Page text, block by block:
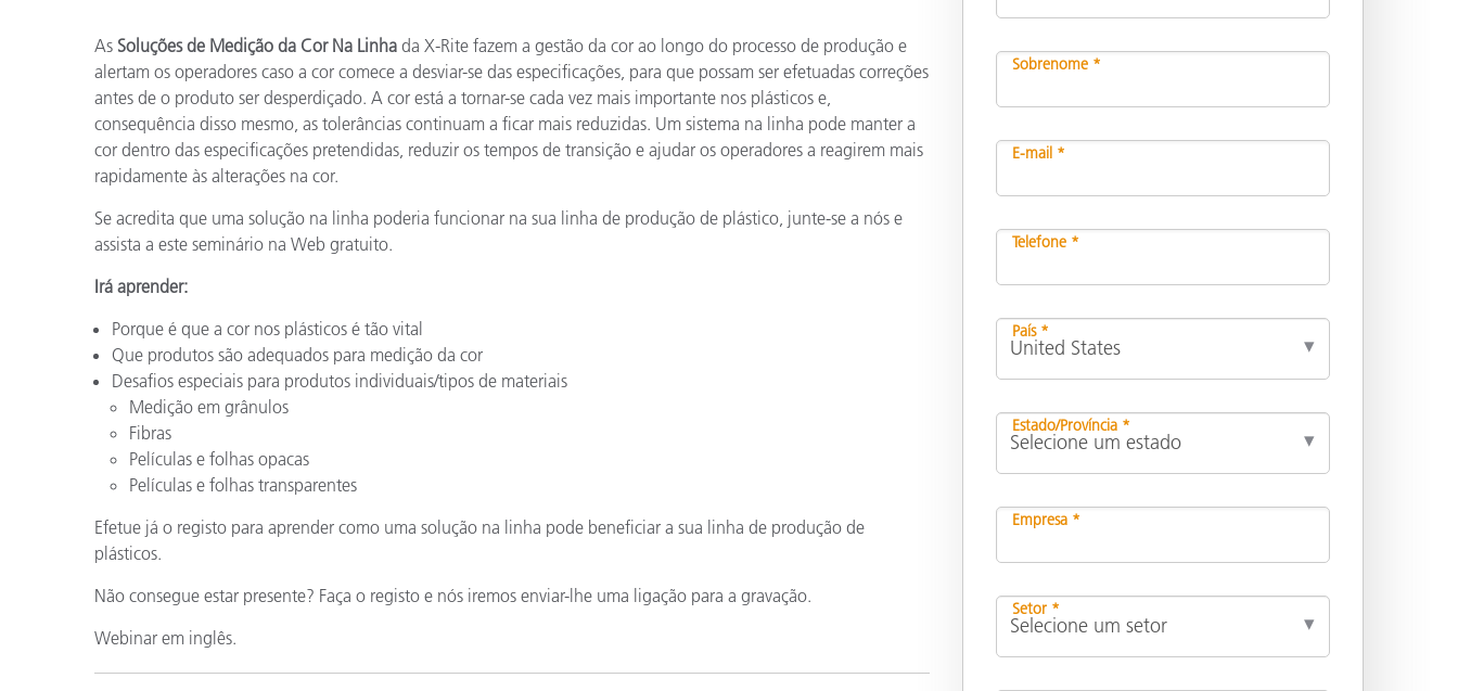
Materiais de Construção
Bens Duráveis
As Soluções de Medição da Cor Na Linha da X-Rite fazem a gestão da cor ao longo do processo de produção e
alertam os operadores caso a cor comece a desviar-se das especificações, para que possam ser efetuadas correções
antes de o produto ser desperdiçado. A cor está a tornar-se cada vez mais importante nos plásticos e,
consequência disso mesmo, as tolerâncias continuam a ficar mais reduzidas. Um sistema na linha pode manter a
cor dentro das especificações pretendidas, reduzir os tempos de transição e ajudar os operadores a reagirem mais
rapidamente às alterações na cor.
Se acredita que uma solução na linha poderia funcionar na sua linha de produção de plástico, junte-se a nós e
assista a este seminário na Web gratuito.
Irá aprender:
Porque é que a cor nos plásticos é tão vital
Que produtos são adequados para medição da cor
Desafios especiais para produtos individuais/tipos de materiais
Medição em grânulos
Fibras
Películas e folhas opacas
Películas e folhas transparentes
Efetue já o registo para aprender como uma solução na linha pode beneficiar a sua linha de produção de
plásticos.
Não consegue estar presente? Faça o registo e nós iremos enviar-lhe uma ligação para a gravação.
Webinar em inglês.
Sobrenome *
E-mail *
Telefone *
País *
Estado/Província *
Empresa *
Setor *